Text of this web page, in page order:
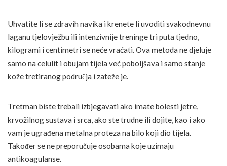
Uhvatite li se zdravih navika i krenete li uvoditi svakodnevnu
laganu tjelovježbu ili intenzivnije treninge tri puta tjedno,
kilogrami i centimetri se neće vraćati. Ova metoda ne djeluje
samo na celulit i obujam tijela već poboljšava i samo stanje
kože tretiranog područja i zateže je.
Tretman biste trebali izbjegavati ako imate bolesti jetre,
krvožilnog sustava i srca, ako ste trudne ili dojite, kao i ako
vam je ugrađena metalna proteza na bilo koji dio tijela.
Također se ne preporučuje osobama koje uzimaju
antikoagulanse.